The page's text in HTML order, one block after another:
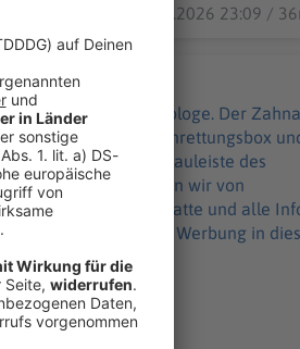
09.07.2026 23:09 /
ist Endodontologe. Der
kriecht in seine Zahnrettungsbox
Axt rutscht in die Kauleiste des
Und was können wir von
in diesem